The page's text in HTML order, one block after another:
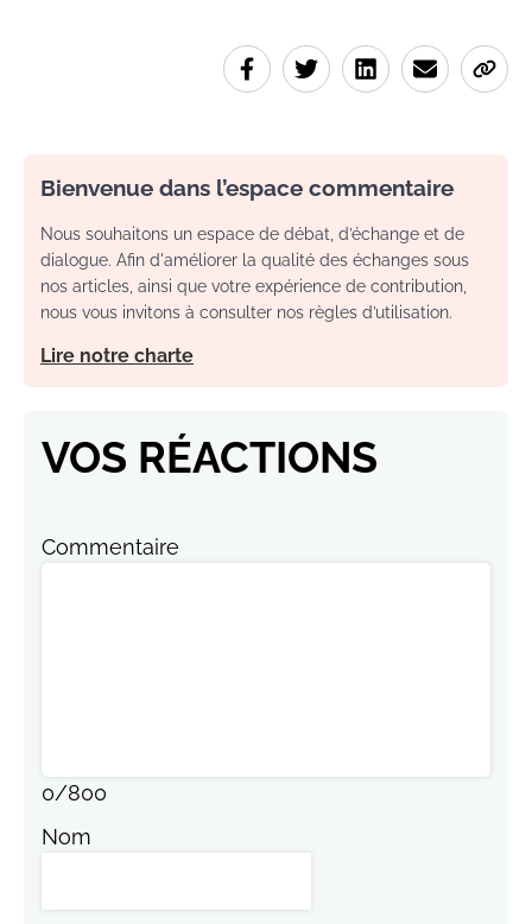
Bienvenue dans l’espace commentaire
Nous souhaitons un espace de débat, d’échange et de
dialogue. Afin d'améliorer la qualité des échanges sous
nos articles, ainsi que votre expérience de contribution,
nous vous invitons à consulter nos règles d’utilisation.
Lire notre charte
VOS RÉACTIONS
Commentaire
0/800
Nom